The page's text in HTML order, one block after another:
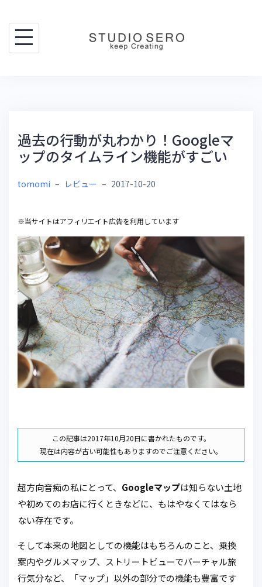
content
過去の行動が丸わかり！Googleマ
ップのタイムライン機能がすごい
tomomi – レビュー – 2017-10-20
※当サイトはアフィリエイト広告を利用しています
この記事は2017年10月20日に書かれたものです。
現在は内容が古い可能性もありますのでご注意ください。
超方向音痴の私にとって、 Googleマップは知らない土地
や初めてのお店に行くときなどに、もはやなくてはなら
ない存在です。
そして本来の地図としての機能はもちろんのこと、乗換
案内やグルメマップ、ストリートビューでバーチャル旅
行気分など、「マップ」以外の部分での機能も豊富です